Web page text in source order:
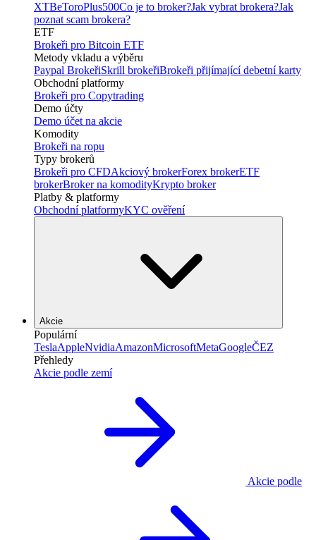
XTBeToroPlus500Co je to broker?Jak vybrat brokera?Jak
poznat scam brokera?
ETF
Brokeři pro Bitcoin ETF
Metody vkladu a výběru
Paypal BrokeřiSkrill brokeřiBrokeři přijímající debetní karty
Obchodní platformy
Brokeři pro Copytrading
Demo účty
Demo účet na akcie
Komodity
Brokeři na ropu
Typy brokerů
Brokeři pro CFDAkciový brokerForex brokerETF
brokerBroker na komodityKrypto broker
Platby & platformy
Obchodní platformyKYC ověření
Akcie
Populární
TeslaAppleNvidiaAmazonMicrosoftMetaGoogleČEZ
Přehledy
Akcie podle zemí
Akcie podle